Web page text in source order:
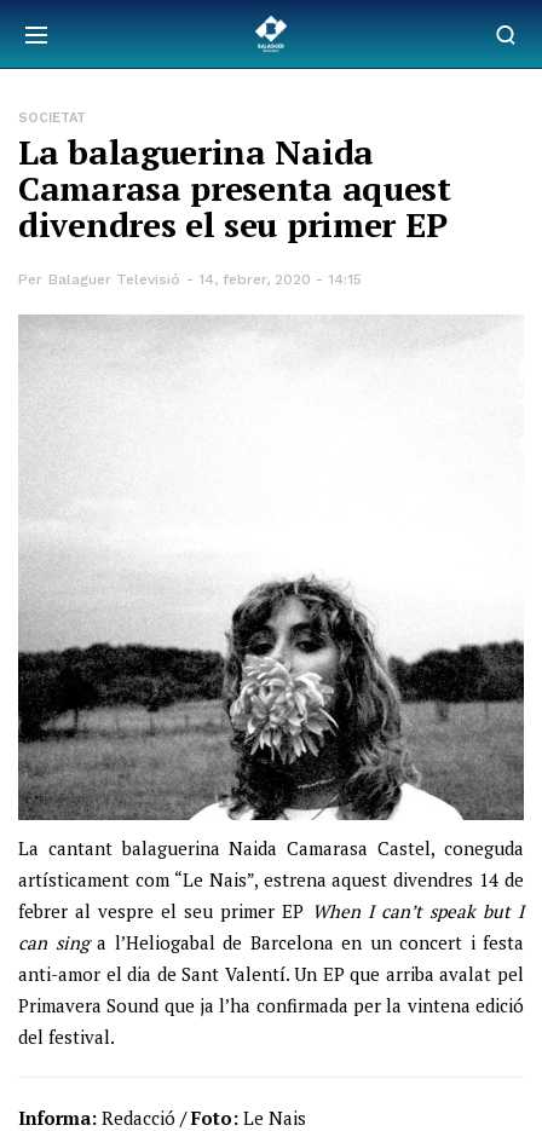
SOCIETAT
La balaguerina Naida
Camarasa presenta aquest
divendres el seu primer EP
Per Balaguer Televisió 14, febrer, 2020 - 14:15
La cantant balaguerina Naida Camarasa Castel, coneguda
artísticament com “Le Nais”, estrena aquest divendres 14 de
febrer al vespre el seu primer EP When I can’t speak but I
can singa l’Heliogabal de Barcelona en un concert i festa
anti-amor el dia de Sant Valentí. Un EP que arriba avalat pel
Primavera Sound que ja l’ha confirmada per la vintena edició
del festival.
Informa: Redacció / Foto: Le Nais